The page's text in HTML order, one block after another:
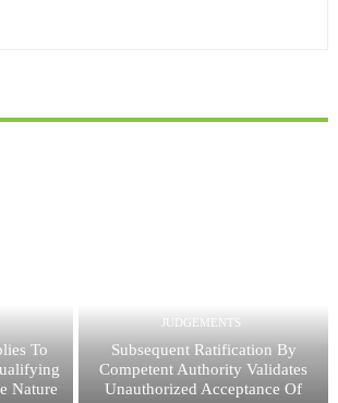
To
Nature
JUDGEMENTS
Subsequent Ratification By
Competent Authority Validates
Unauthorized Acceptance Of